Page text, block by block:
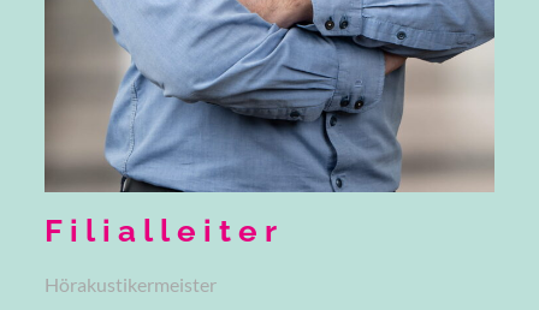
Filialleiter
Hörakustikermeister